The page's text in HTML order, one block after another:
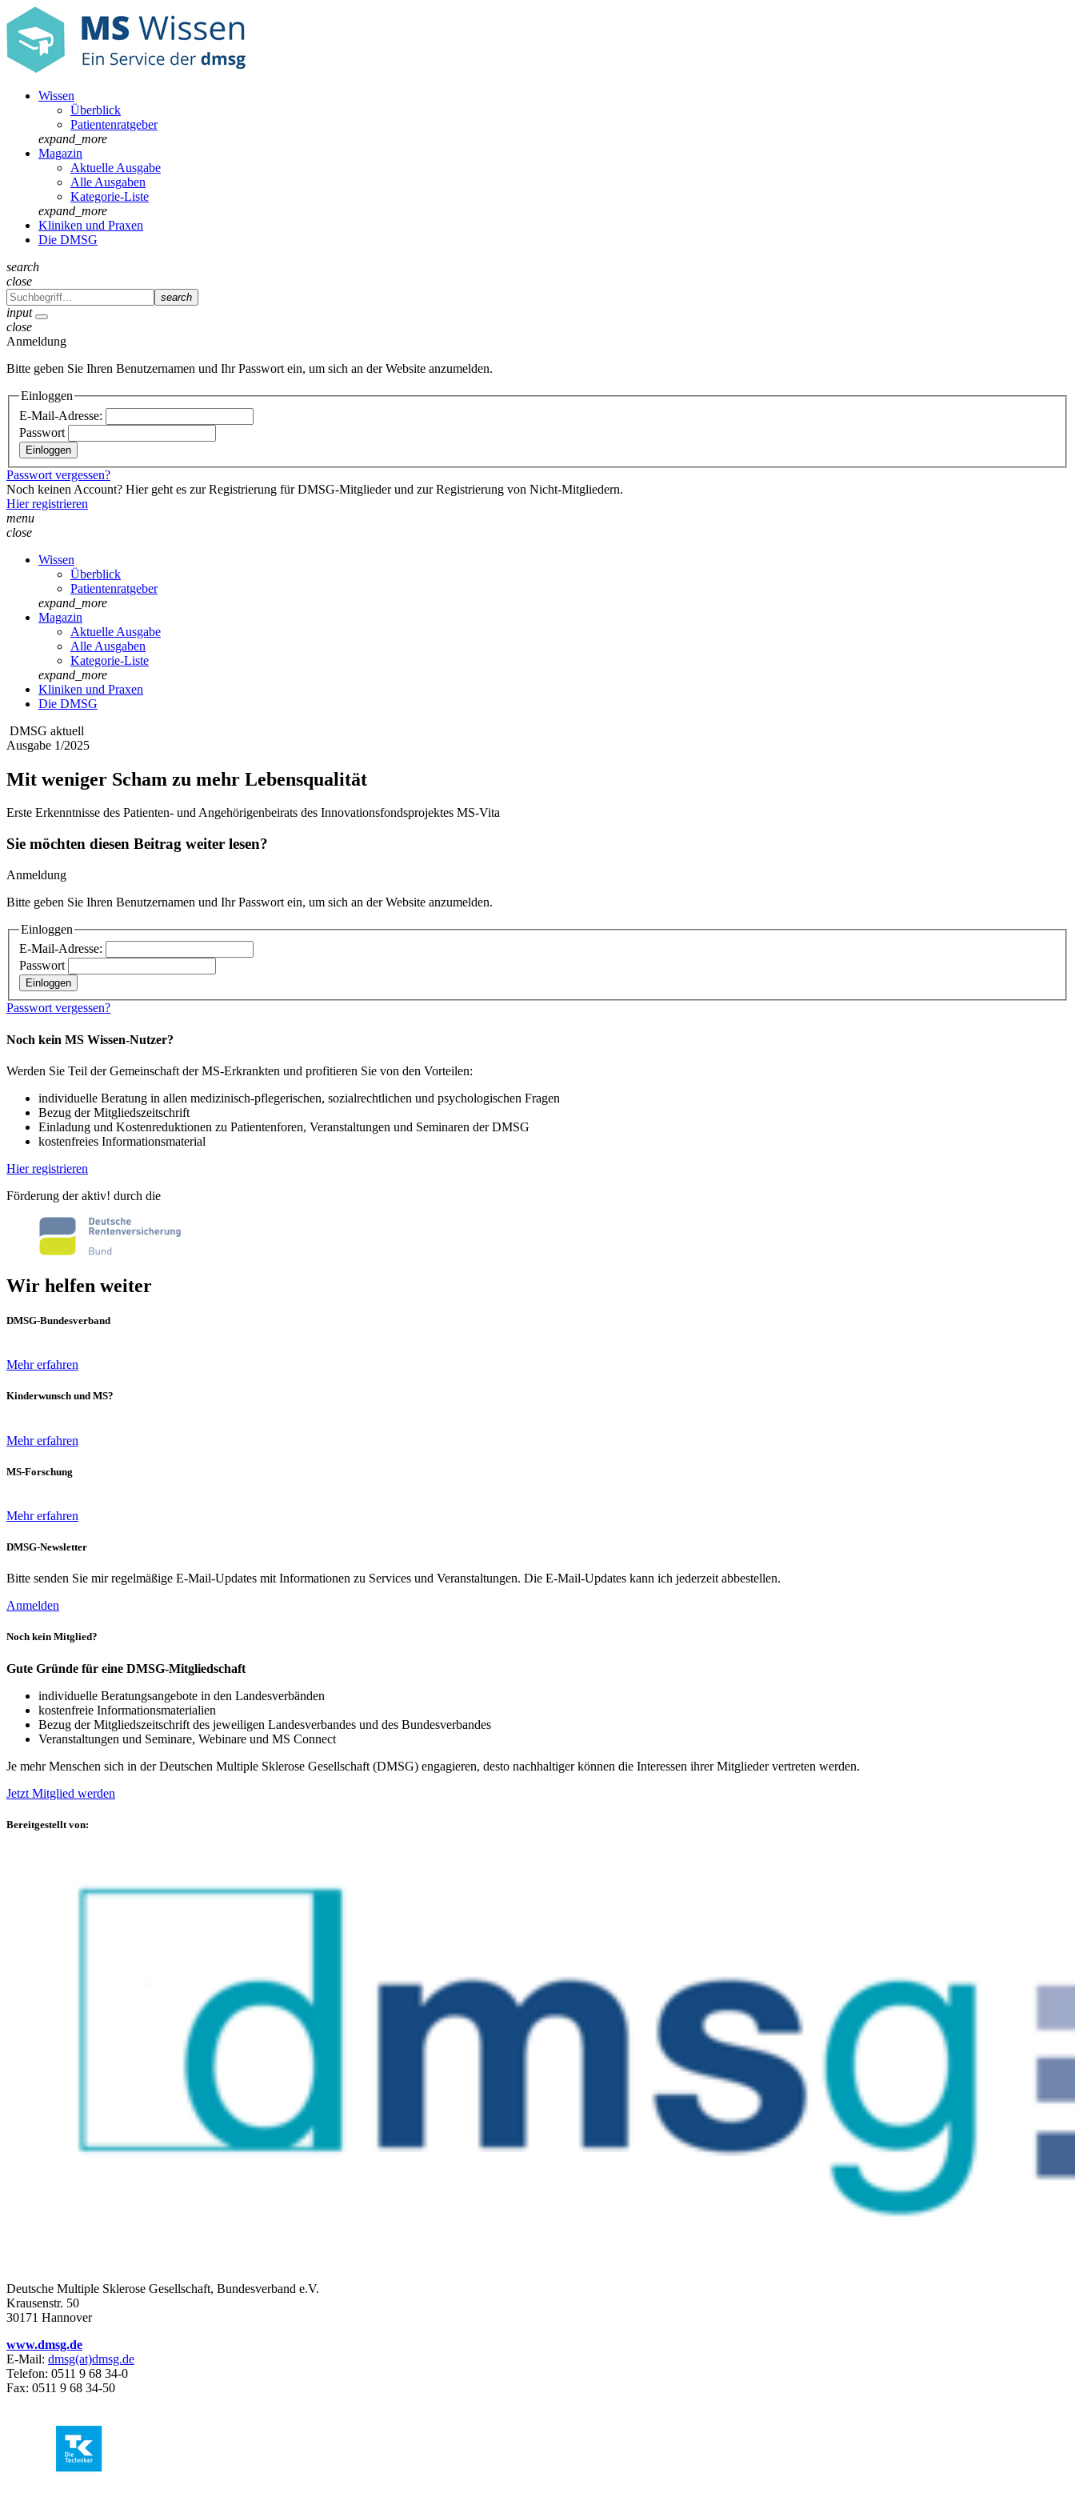
Wissen
Überblick
Patientenratgeber
expand_more
Magazin
Aktuelle Ausgabe
Alle Ausgaben
Kategorie-Liste
expand_more
Kliniken und Praxen
Die DMSG
search
close
search
input
close
Anmeldung
Bitte geben Sie Ihren Benutzernamen und Ihr Passwort ein, um sich an der Website anzumelden.
Einloggen
E-Mail-Adresse:
Passwort
Passwort vergessen?
Noch keinen Account? Hier geht es zur Registrierung für DMSG-Mitglieder und zur Registrierung von Nicht-Mitgliedern.
Hier registrieren
menu
close
Wissen
Überblick
Patientenratgeber
expand_more
Magazin
Aktuelle Ausgabe
Alle Ausgaben
Kategorie-Liste
expand_more
Kliniken und Praxen
Die DMSG
DMSG aktuell
Ausgabe 1/2025
Mit weniger Scham zu mehr Lebensqualität
Erste Erkenntnisse des Patienten- und Angehörigenbeirats des Innovationsfondsprojektes MS-Vita
Sie möchten diesen Beitrag weiter lesen?
Anmeldung
Bitte geben Sie Ihren Benutzernamen und Ihr Passwort ein, um sich an der Website anzumelden.
Einloggen
E-Mail-Adresse:
Passwort
Passwort vergessen?
Noch kein MS Wissen-Nutzer?
Werden Sie Teil der Gemeinschaft der MS-Erkrankten und profitieren Sie von den Vorteilen:
individuelle Beratung in allen medizinisch-pflegerischen, sozialrechtlichen und psychologischen Fragen
Bezug der Mitgliedszeitschrift
Einladung und Kostenreduktionen zu Patientenforen, Veranstaltungen und Seminaren der DMSG
kostenfreies Informationsmaterial
Hier registrieren
Förderung der aktiv! durch die
Wir helfen weiter
DMSG-Bundesverband
Mehr erfahren
Kinderwunsch und MS?
Mehr erfahren
MS-Forschung
Mehr erfahren
DMSG-Newsletter
Bitte senden Sie mir regelmäßige E-Mail-Updates mit Informationen zu Services und Veranstaltungen. Die E-Mail-Updates kann ich jederzeit abbestellen.
Anmelden
Noch kein Mitglied?
Gute Gründe für eine DMSG-Mitgliedschaft
individuelle Beratungsangebote in den Landesverbänden
kostenfreie Informationsmaterialien
Bezug der Mitgliedszeitschrift des jeweiligen Landesverbandes und des Bundesverbandes
Veranstaltungen und Seminare, Webinare und MS Connect
Je mehr Menschen sich in der Deutschen Multiple Sklerose Gesellschaft (DMSG) engagieren, desto nachhaltiger können die Interessen ihrer Mitglieder vertreten werden.
Jetzt Mitglied werden
Bereitgestellt von:
Deutsche Multiple Sklerose Gesellschaft, Bundesverband e.V.
Krausenstr. 50
30171 Hannover
www.dmsg.de
E-Mail: dmsg(at)dmsg.de
Telefon: 0511 9 68 34-0
Fax: 0511 9 68 34-50